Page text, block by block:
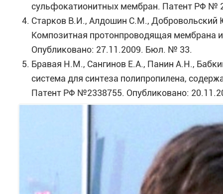
сульфокатионитных мембран. Патент РФ №
Старков В.И., Алдошин С.М., Добровольский
Композитная протонпроводящая мембрана
Опубликовано: 27.11.2009. Бюл. № 33.
Бравая Н.М., Сангинов Е.А., Панин А.Н.,
система для синтеза полипропилена,
Патент РФ №2338755. Опубликовано: